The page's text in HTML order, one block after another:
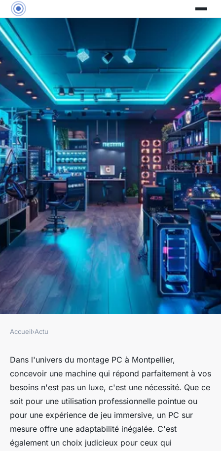
Montage PC à Montpellier :
obtenez une machine adaptée
à vos besoins
fernand•22 avril 2024• 3 min de lecture
Accueil›Actu
Dans l'univers du montage PC à Montpellier,
concevoir une machine qui répond parfaitement à vos
besoins n'est pas un luxe, c'est une nécessité. Que ce
soit pour une utilisation professionnelle pointue ou
pour une expérience de jeu immersive, un PC sur
mesure offre une adaptabilité inégalée. C'est
également un choix judicieux pour ceux qui